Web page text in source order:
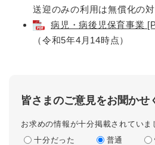
送迎のみの利用は無償化の対
病児・病後児保育事業
（令和5年4月14時点）
皆さまのご意見をお聞かせ
お求めの情報が十分掲載されていま
十分だった
普通